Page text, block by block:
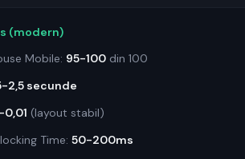
(modern)
Mobile: 95-100 din 100
2,5 secunde
(layout stabil)
Time: 50-200ms